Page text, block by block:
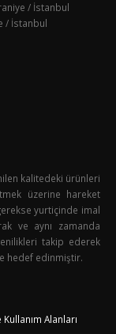
/ İstanbul
/ İstanbul
kalitedeki ürünleri
üzerine hareket
yurtiçinde imal
ve aynı zamanda
takip ederek
hedef edinmiştir.
Alanları